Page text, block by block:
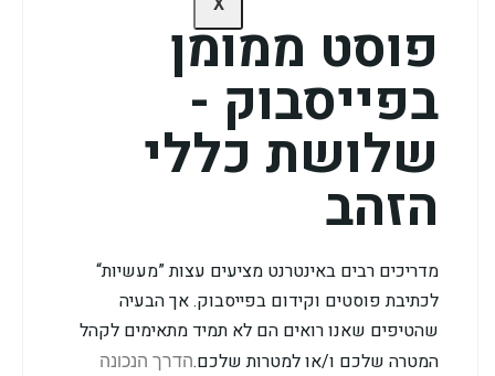
פוסט ממומן
בפייסבוק -
שלושת כללי
הזהב
מדריכים רבים באינטרנט מציעים עצות ”מעשיות“
לכתיבת פוסטים וקידום בפייסבוק. אך הבעיה
שהטיפים שאנו רואים הם לא תמיד מתאימים לקהל
המטרה שלכם ו/או למטרות שלכם.הדרך הנכונה